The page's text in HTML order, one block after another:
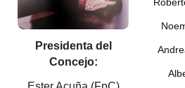
Presidenta del
Concejo: